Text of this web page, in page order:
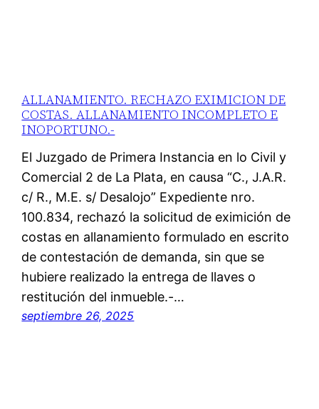
ALLANAMIENTO. RECHAZO EXIMICION DE
COSTAS. ALLANAMIENTO INCOMPLETO E
INOPORTUNO.-
El Juzgado de Primera Instancia en lo Civil y
Comercial 2 de La Plata, en causa “C., J.A.R.
c/ R., M.E. s/ Desalojo” Expediente nro.
100.834, rechazó la solicitud de eximición de
costas en allanamiento formulado en escrito
de contestación de demanda, sin que se
hubiere realizado la entrega de llaves o
restitución del inmueble.-…
septiembre 26, 2025